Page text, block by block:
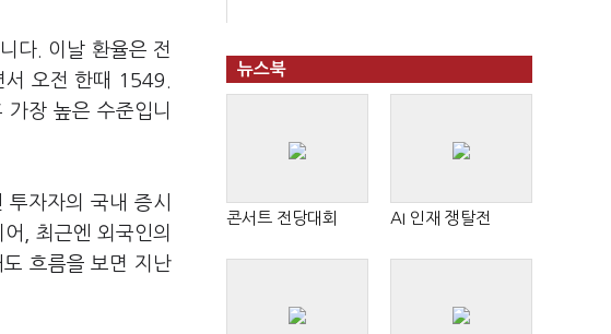
다. 이날 환율은 전
오전 한때 1549.
장 높은 수준입니
자자의 국내 증시
, 최근엔 외국인의
흐름을 보면 지난
뉴스북
콘서트 전당대회 AI 인재 쟁탈전